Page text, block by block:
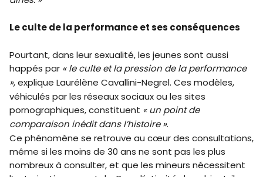
Le culte de la performance et ses conséquences
Pourtant, dans leur sexualité, les jeunes sont aussi
happés par « le culte et la pression de la performance
», explique Laurélène Cavallini-Negrel. Ces modèles,
véhiculés par les réseaux sociaux ou les sites
pornographiques, constituent « un point de
comparaison inédit dans l’histoire ».
Ce phénomène se retrouve au cœur des consultations,
même si les moins de 30 ans ne sont pas les plus
nombreux à consulter, et que les mineurs nécessitent